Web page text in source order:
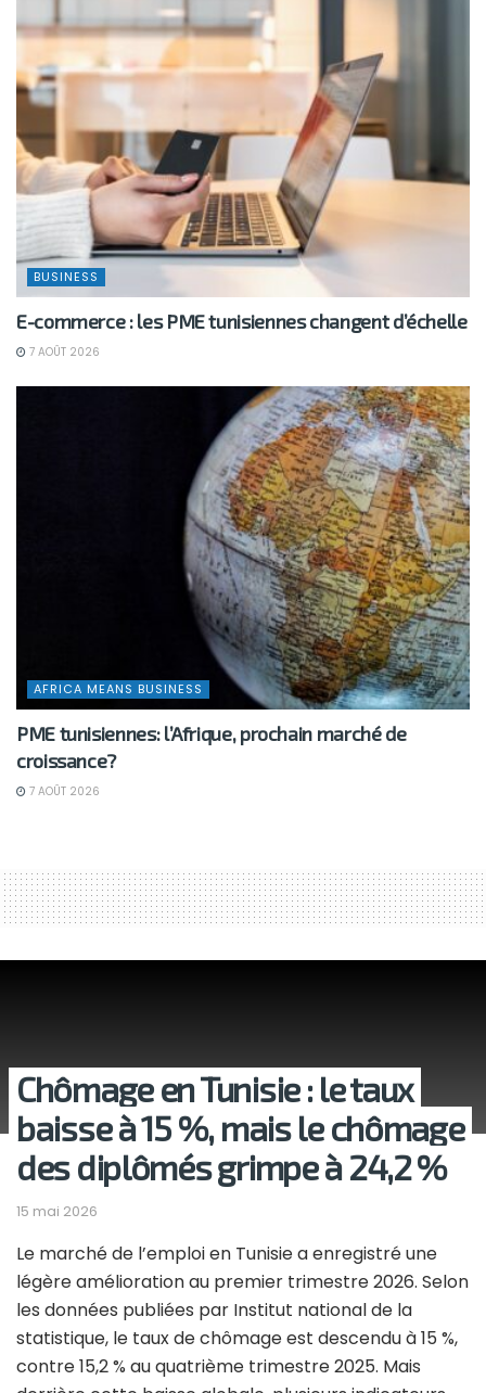
BUSINESS
E-commerce : les PME tunisiennes changent d’échelle
7 AOÛT 2026
AFRICA MEANS BUSINESS
PME tunisiennes: l’Afrique, prochain marché de
croissance?
7 AOÛT 2026
Chômage en Tunisie : le taux
baisse à 15 %, mais le chômage
des diplômés grimpe à 24,2 %
15 mai 2026
Le marché de l’emploi en Tunisie a enregistré une
légère amélioration au premier trimestre 2026. Selon
les données publiées par Institut national de la
statistique, le taux de chômage est descendu à 15 %,
contre 15,2 % au quatrième trimestre 2025. Mais